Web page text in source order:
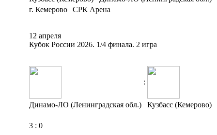
г. Кемерово | СРК Арена
12 апреля
Кубок России 2026. 1/4 финала. 2 игра
:
Динамо-ЛО (Ленинградская обл.) Кузбасс (Кемерово)
3 : 0